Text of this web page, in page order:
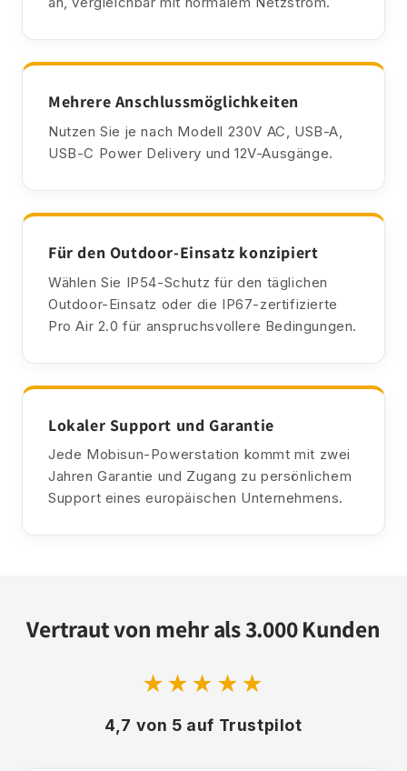
Mehrere Anschlussmöglichkeiten
Nutzen Sie je nach Modell 230V AC, USB-A,
USB-C Power Delivery und 12V-Ausgänge.
Für den Outdoor-Einsatz konzipiert
Wählen Sie IP54-Schutz für den täglichen
Outdoor-Einsatz oder die IP67-zertifizierte
Pro Air 2.0 für anspruchsvollere Bedingungen.
Lokaler Support und Garantie
Jede Mobisun-Powerstation kommt mit zwei
Jahren Garantie und Zugang zu persönlichem
Support eines europäischen Unternehmens.
Vertraut von mehr als 3.000 Kunden
★★★★★
4,7 von 5 auf Trustpilot